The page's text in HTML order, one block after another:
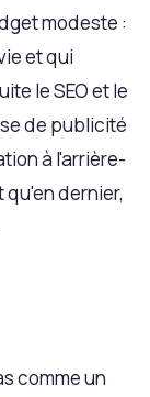
modeste :
et qui
le SEO et le
de publicité
à l'arrière-
dernier,
comme un